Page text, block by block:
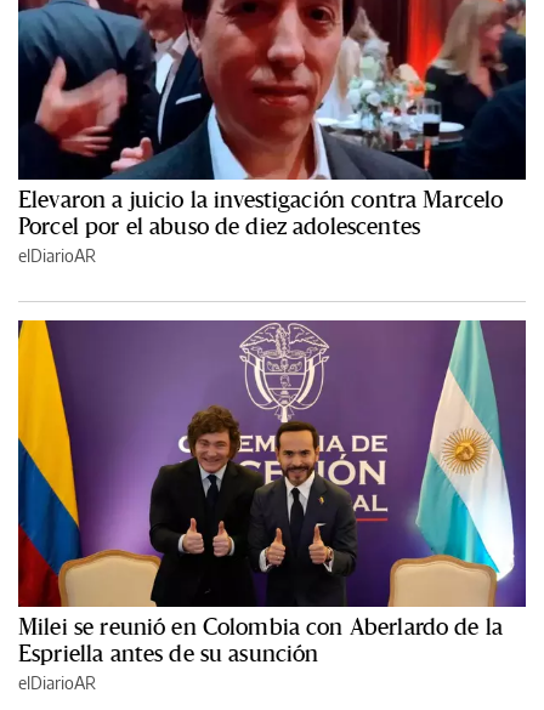
Elevaron a juicio la investigación contra Marcelo
Porcel por el abuso de diez adolescentes
elDiarioAR
Milei se reunió en Colombia con Aberlardo de la
Espriella antes de su asunción
elDiarioAR